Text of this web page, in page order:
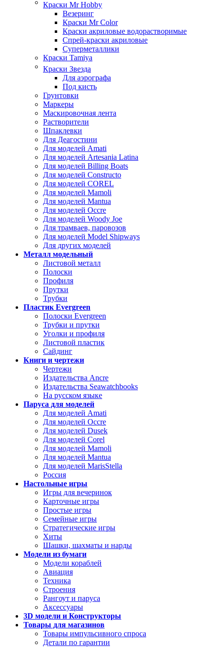
Краски Mr Hobby
Везеринг
Краски Mr Color
Краски акриловые водорастворимые
Спрей-краски акриловые
Суперметаллики
Краски Tamiya
Краски Звезда
Для аэрографа
Под кисть
Грунтовки
Маркеры
Маскировочная лента
Растворители
Шпаклевки
Для Деагостини
Для моделей Amati
Для моделей Artesania Latina
Для моделей Billing Boats
Для моделей Constructo
Для моделей COREL
Для моделей Mamoli
Для моделей Mantua
Для моделей Occre
Для моделей Woody Joe
Для трамваев, паровозов
Для моделей Model Shipways
Для других моделей
Металл модельный
Листовой металл
Полоски
Профиля
Прутки
Трубки
Пластик Evergreen
Полоски Evergreen
Трубки и прутки
Уголки и профиля
Листовой пластик
Сайдинг
Книги и чертежи
Чертежи
Издательства Ancre
Издательства Seawatchbooks
На русском языке
Паруса для моделей
Для моделей Amati
Для моделей Occre
Для моделей Dusek
Для моделей Corel
Для моделей Mamoli
Для моделей Mantua
Для моделей MarisStella
Россия
Настольные игры
Игры для вечеринок
Карточные игры
Простые игры
Семейные игры
Стратегические игры
Хиты
Шашки, шахматы и нарды
Модели из бумаги
Модели кораблей
Авиация
Техника
Строения
Рангоут и паруса
Аксессуары
3D модели и Конструкторы
Товары для магазинов
Товары импульсивного спроса
Детали по гарантии